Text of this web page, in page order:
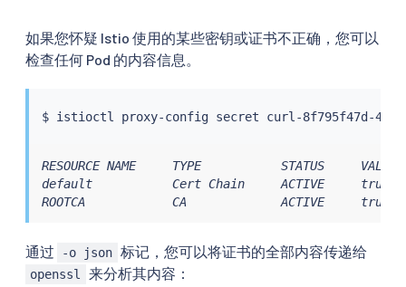
      value {
string_value: "cluster.local/ns/foo/sa/
  }
2021-04-23T20:59:11.838529Z debug envoy
2021-04-23T20:59:11.838538Z debug envoy rbac
...
如果您怀疑 Istio 使用的某些密钥或证书不正确，您可以
检查任何 Pod 的内容信息。
$ istioctl
RESOURCE NAME     TYPE           STATUS
default           Cert Chain     ACTIVE     true
ROOTCA            CA             ACTIVE     true
通过 -o json 标记，您可以将证书的全部内容传递给
openssl 来分析其内容：